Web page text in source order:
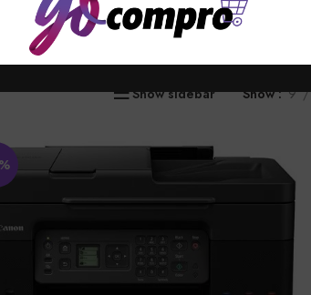
Show sidebar Show 9